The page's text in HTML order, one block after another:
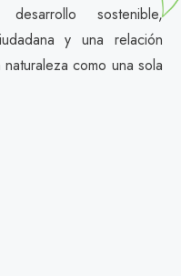
sostenible,
y una relación
como una sola